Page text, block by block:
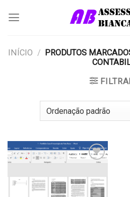
INÍCIO / PRODUTOS
Add to
wishlist